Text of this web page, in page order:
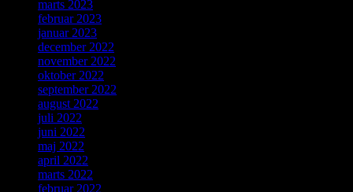
marts 2023
februar 2023
januar 2023
december 2022
november 2022
oktober 2022
september 2022
august 2022
juli 2022
juni 2022
maj 2022
april 2022
marts 2022
februar 2022